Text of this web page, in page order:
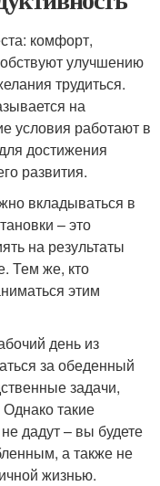
комфорт,
улучшению
трудиться.
на
условия работают в
достижения
развития.
вкладываться в
– это
на результаты
Тем же, кто
этим
день из
за обеденный
задачи,
такие
дадут – вы будете
а также не
жизнью.